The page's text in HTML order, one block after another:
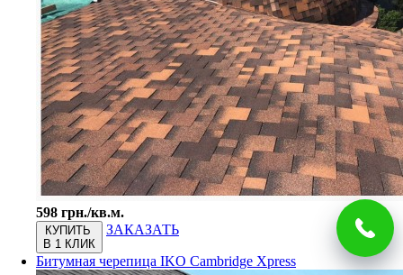
598 грн./кв.м.
КУПИТЬ
В 1 КЛИК
ЗАКАЗАТЬ
Битумная черепица IKO Cambridge Xpress